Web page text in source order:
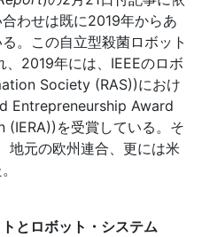
わせは既に2019年からあ
。この自立型殺菌ロボット
2019年には、 IEEEのロボ
Society (RAS))におけ
Entrepreneurship Award
(IERA)) を受賞している。そ
地元の欧州連合、更には米
とロボット・システム